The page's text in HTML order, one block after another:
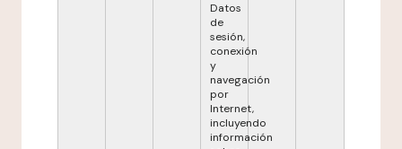
Datos
de
sesión,
conexión
y
navegación
por
Internet,
incluyendo
información